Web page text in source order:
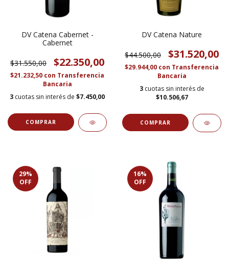
DV Catena Cabernet -
Cabernet
$31.550,00 $22.350,00
$21.232,50 con Transferencia
Bancaria
3 cuotas sin interés de $7.450,00
DV Catena Nature
$44.500,00 $31.520,00
$29.944,00 con Transferencia
Bancaria
3 cuotas sin interés de
$10.506,67
29%
OFF
16%
OFF